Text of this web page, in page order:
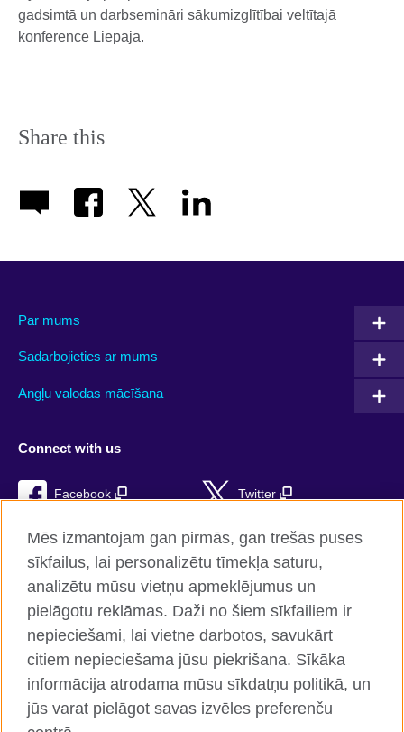
gadsimtā un darbsemināri sākumizglītībai veltītajā
konferencē Liepājā.
Share this
Par mums
Sadarbojieties ar mums
Angļu valodas mācīšana
Connect with us
Facebook Twitter
Instagram RSS
TikTok
British Council Global
Konfidencialitāte un lietošanas noteikumi
Sīkfaili
Mēs izmantojam gan pirmās, gan trešās puses
sīkfailus, lai personalizētu tīmekļa saturu,
analizētu mūsu vietņu apmeklējumus un
pielāgotu reklāmas. Daži no šiem sīkfailiem ir
nepieciešami, lai vietne darbotos, savukārt
citiem nepieciešama jūsu piekrišana. Sīkāka
informācija atrodama mūsu sīkdatņu politikā, un
jūs varat pielāgot savas izvēles preferenču